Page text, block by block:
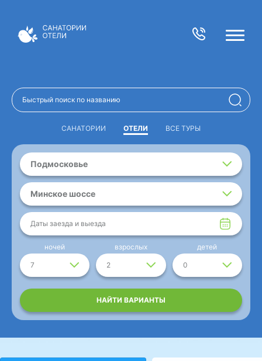
САНАТОРИИ ОТЕЛИ ВСЕ ТУРЫ
Подмосковье
Минское шоссе
Даты заезда и выезда
7
ночей
2
взрослых
0
детей
НАЙТИ ВАРИАНТЫ